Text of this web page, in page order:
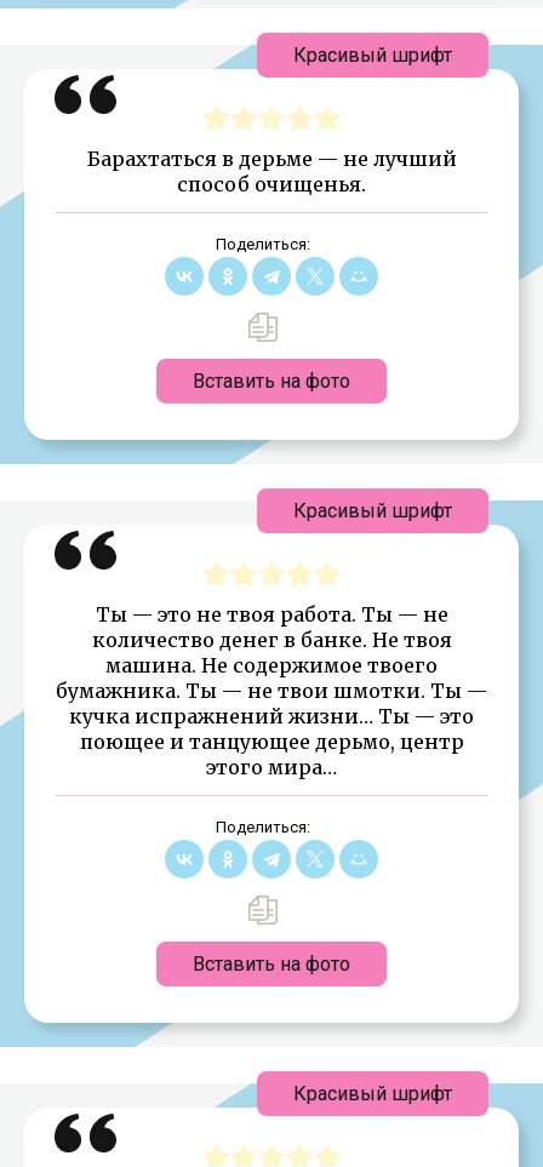
Барахтаться в дерьме — не лучший
способ очищенья.
Поделиться:
Вставить на фото
Красивый шрифт
Ты — это не твоя работа. Ты — не
количество денег в банке. Не твоя
машина. Не содержимое твоего
бумажника. Ты — не твои шмотки. Ты —
кучка испражнений жизни… Ты — это
поющее и танцующее дерьмо, центр
этого мира…
Поделиться:
Вставить на фото
Красивый шрифт
Красивый шрифт